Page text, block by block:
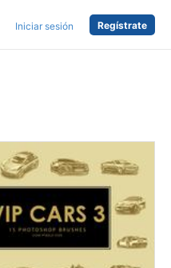
Iniciar sesión Regístrate